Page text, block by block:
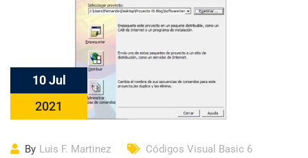
10 Jul
2021
By Luis F. Martinez
Códigos Visual Basic 6